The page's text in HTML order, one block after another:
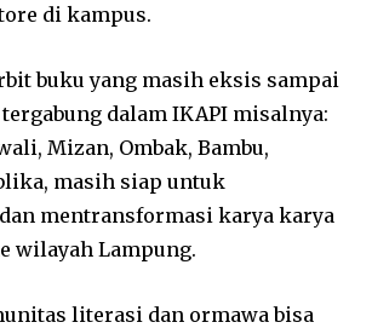
di kampus.
buku yang masih eksis sampai
dalam IKAPI misalnya:
Mizan, Ombak, Bambu,
masih siap untuk
mentransformasi karya karya
wilayah Lampung.
literasi dan ormawa bisa